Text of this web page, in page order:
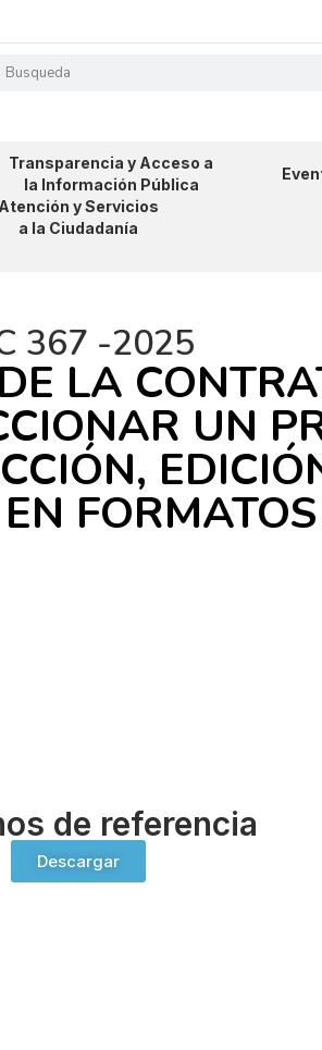
Transparencia y Acceso a
la Información Pública
Atención y Servicios
a la Ciudadanía
367 -2025
LA
UN
de referencia
Descargar